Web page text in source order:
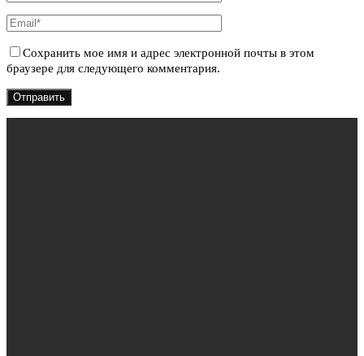
Сохранить мое имя и адрес электронной почты в этом
браузере для следующего комментария.